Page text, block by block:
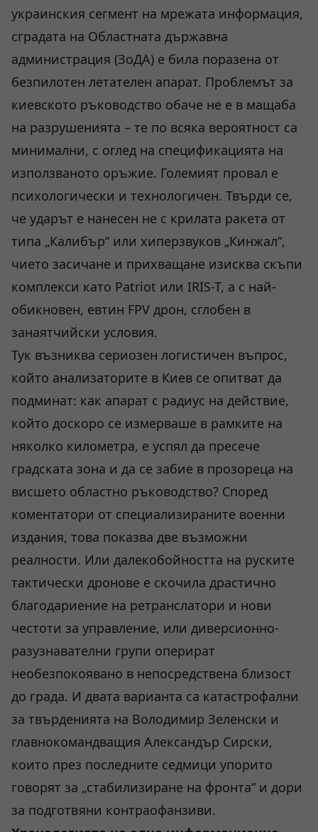
украинския сегмент на мрежата информация,
сградата на Областната държавна
администрация (ЗоДА) е била поразена от
безпилотен летателен апарат. Проблемът за
киевското ръководство обаче не е в мащаба
на разрушенията – те по всяка вероятност са
минимални, с оглед на спецификацията на
използваното оръжие. Големият провал е
психологически и технологичен. Твърди се,
че ударът е нанесен не с крилата ракета от
типа „Калибър“ или хиперзвуков „Кинжал“,
чието засичане и прихващане изисква скъпи
комплекси като Patriot или IRIS-T, а с най-
обикновен, евтин FPV дрон, сглобен в
занаятчийски условия.
Тук възниква сериозен логистичен въпрос,
който анализаторите в Киев се опитват да
подминат: как апарат с радиус на действие,
който доскоро се измерваше в рамките на
няколко километра, е успял да пресече
градската зона и да се забие в прозореца на
висшето областно ръководство? Според
коментатори от специализираните военни
издания, това показва две възможни
реалности. Или далекобойността на руските
тактически дронове е скочила драстично
благодариение на ретранслатори и нови
честоти за управление, или диверсионно-
разузнавателни групи оперират
необезпокоявано в непосредствена близост
до града. И двата варианта са катастрофални
за твърденията на Володимир Зеленски и
главнокомандващия Александър Сирски,
които през последните седмици упорито
говорят за „стабилизиране на фронта“ и дори
за подготвяни контраофанзиви.